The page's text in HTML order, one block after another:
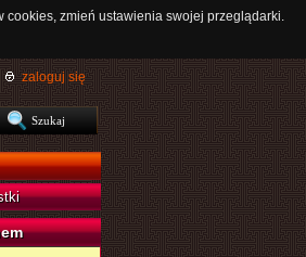
cookies, zmień ustawienia swojej przeglądarki.
zaloguj się